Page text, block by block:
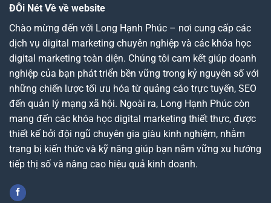
ĐÔi Nét Về về website
Chào mừng đến với Long Hạnh Phúc – nơi cung cấp các
dịch vụ digital marketing chuyên nghiệp và các khóa học
digital marketing toàn diện. Chúng tôi cam kết giúp doanh
nghiệp của bạn phát triển bền vững trong kỷ nguyên số với
những chiến lược tối ưu hóa từ quảng cáo trực tuyến, SEO
đến quản lý mạng xã hội. Ngoài ra, Long Hạnh Phúc còn
mang đến các khóa học digital marketing thiết thực, được
thiết kế bởi đội ngũ chuyên gia giàu kinh nghiệm, nhằm
trang bị kiến thức và kỹ năng giúp bạn nắm vững xu hướng
tiếp thị số và nâng cao hiệu quả kinh doanh.